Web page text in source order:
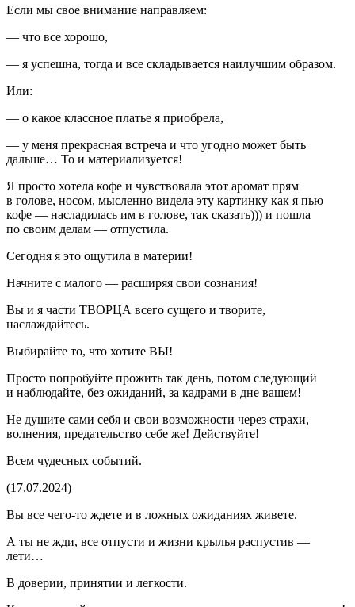
Если мы свое внимание направляем:
— что все хорошо,
— я успешна, тогда и все складывается наилучшим образом.
Или:
— о какое классное платье я приобрела,
— у меня прекрасная встреча и что угодно может быть
дальше… То и материализуется!
Я просто хотела кофе и чувствовала этот аромат прям
в голове, носом, мысленно видела эту картинку как я пью
кофе — насладилась им в голове, так сказать))) и пошла
по своим делам — отпустила.
Сегодня я это ощутила в материи!
Начните с малого — расширяя свои сознания!
Вы и я части ТВОРЦА всего сущего и творите,
наслаждайтесь.
Выбирайте то, что хотите ВЫ!
Просто попробуйте прожить так день, потом следующий
и наблюдайте, без ожиданий, за кадрами в дне вашем!
Не душите сами себя и свои возможности через страхи,
волнения, предательство себе же! Действуйте!
Всем чудесных событий.
(17.07.2024)
Вы все чего-то ждете и в ложных ожиданиях живете.
А ты не жди, все отпусти и жизни крылья распустив —
лети…
В доверии, принятии и легкости.